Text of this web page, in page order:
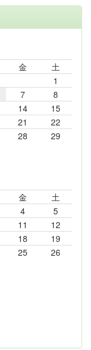
金
土
1
7
8
14
15
21
22
28
29
金
土
4
5
11
12
18
19
25
26